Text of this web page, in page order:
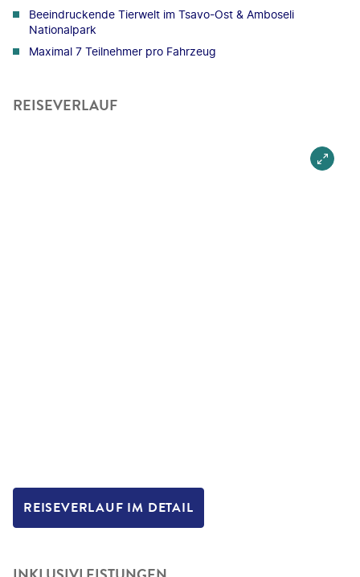
Beeindruckende Tierwelt im Tsavo-Ost & Amboseli
Nationalpark
Maximal 7 Teilnehmer pro Fahrzeug
REISEVERLAUF
REISEVERLAUF IM DETAIL